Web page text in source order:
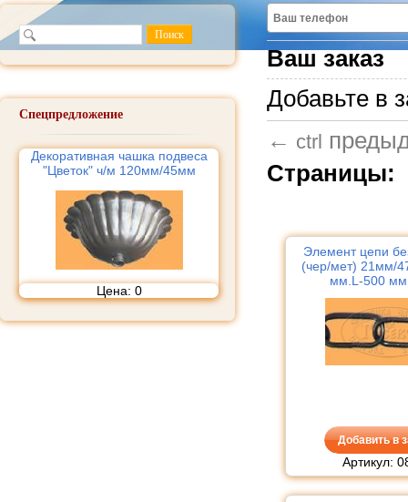
Спецпредложение
Декоративная чашка подвеса
"Цветок" ч/м 120мм/45мм
Цена: 0
Ваш заказ
Добавьте в
← ctrl
Страницы:
Элемент цепи
(чер/мет) 21мм/
мм.L-500
Добавить в
Артикул: